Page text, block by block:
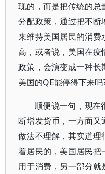
现的，而是把传统的总
分配政策，通过把不断
来维持美国居民的消费
高，或者说，美国在疫
政策，会演变成一种长
美国的QE能停得下来吗
顺便说一句，现在
断增发货币，一方面又
做法不理解，其实道
着居民的，美国居民
用于消费，另一部分就